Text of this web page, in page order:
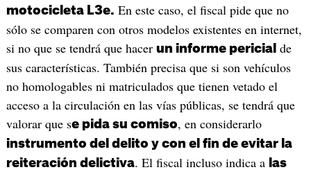
motocicleta L3e. En este caso, el fiscal pide que no
sólo se comparen con otros modelos existentes en internet,
si no que se tendrá que hacer un informe pericial de
sus características. También precisa que si son vehículos
no homologables ni matriculados que tienen vetado el
acceso a la circulación en las vías públicas, se tendrá que
valorar que se pida su comiso, en considerarlo
instrumento del delito y con el fin de evitar la
reiteración delictiva. El fiscal incluso indica a las